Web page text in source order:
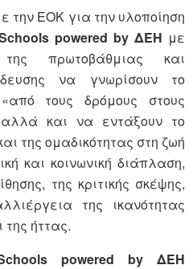
την ΕΟΚ για την υλοποίηση
powered by ΔΕΗ με
πρωτοβάθμιας και
να γνωρίσουν το
τους δρόμους στους
και να εντάξουν το
της ομαδικότητας στη ζωή
και κοινωνική διάπλαση,
της κριτικής σκέψης,
της ικανότητας
της ήττας.
powered by ΔΕΗ